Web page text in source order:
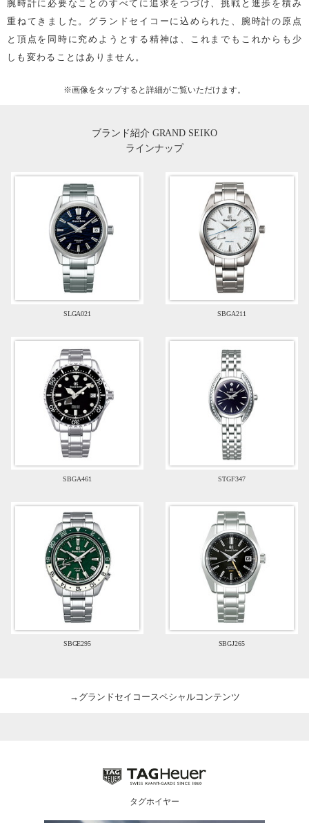
腕時計に必要なことのすべてに追求をつづけ、挑戦と進歩を積み
重ねてきました。グランドセイコーに込められた、腕時計の原点
と頂点を同時に究めようとする精神は、これまでもこれからも少
しも変わることはありません。
※画像をタップすると詳細がご覧いただけます。
ブランド紹介 GRAND SEIKO
ラインナップ
SLGA021 SBGA211
SBGA461 STGF347
SBGE295 SBGJ265
→グランドセイコースペシャルコンテンツ
タグホイヤー